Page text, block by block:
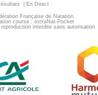
En Direct
Française de Natation
course : extraNat-Pocket
interdite sans autorisation